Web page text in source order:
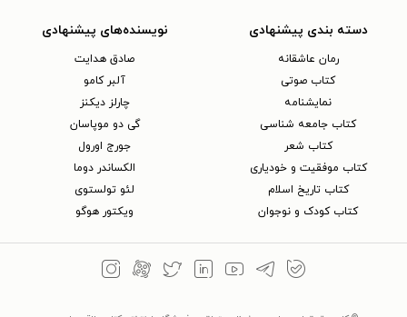
دسته بندی پیشنهادی
رمان عاشقانه
کتاب‌ صوتی
نمایشنامه
کتاب جامعه شناسی
کتاب شعر
کتاب موفقیت و خودیاری
کتاب تاریخ اسلام
کتاب کودک و نوجوان
نویسنده‌های پیشنهادی
صادق هدایت
آلبر کامو
چارلز دیکنز
گی دو موپاسان
جورج اورول
الکساندر دوما
لئو تولستوی
ویکتور هوگو